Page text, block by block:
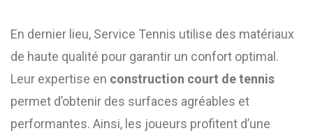
En dernier lieu, Service Tennis utilise des matériaux
de haute qualité pour garantir un confort optimal.
Leur expertise en construction court de tennis
permet d’obtenir des surfaces agréables et
performantes. Ainsi, les joueurs profitent d’une